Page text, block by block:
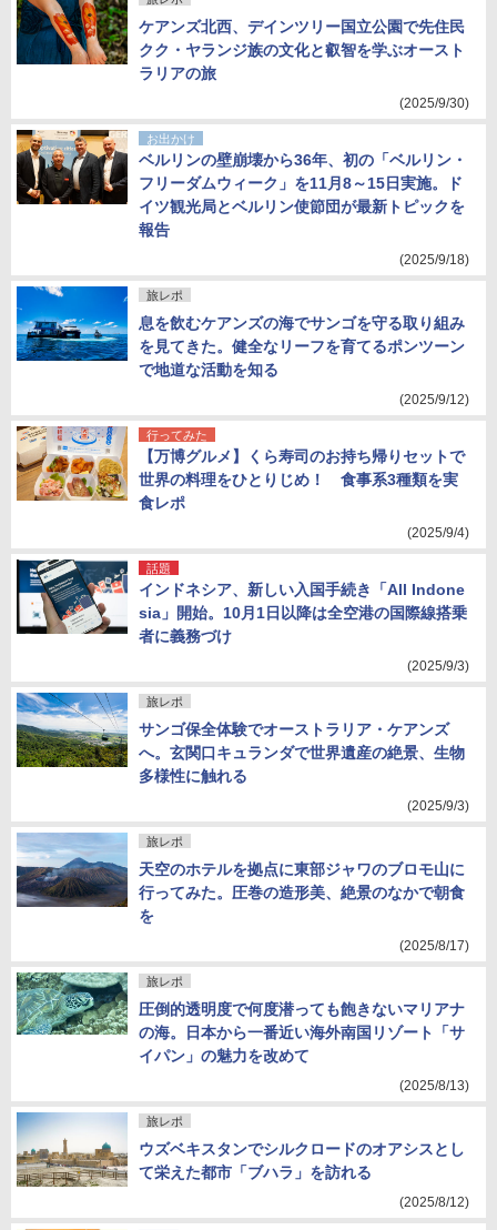
ケアンズ北西、デインツリー国立公園で先住民
クク・ヤランジ族の文化と叡智を学ぶオースト
ラリアの旅
(2025/9/30)
お出かけ
ベルリンの壁崩壊から36年、初の「ベルリン・
フリーダムウィーク」を11月8～15日実施。ド
イツ観光局とベルリン使節団が最新トピックを
報告
(2025/9/18)
旅レポ
息を飲むケアンズの海でサンゴを守る取り組み
を見てきた。健全なリーフを育てるポンツーン
で地道な活動を知る
(2025/9/12)
行ってみた
【万博グルメ】くら寿司のお持ち帰りセットで
世界の料理をひとりじめ！ 食事系3種類を実
食レポ
(2025/9/4)
話題
インドネシア、新しい入国手続き「All Indone
sia」開始。10月1日以降は全空港の国際線搭乗
者に義務づけ
(2025/9/3)
旅レポ
サンゴ保全体験でオーストラリア・ケアンズ
へ。玄関口キュランダで世界遺産の絶景、生物
多様性に触れる
(2025/9/3)
旅レポ
天空のホテルを拠点に東部ジャワのブロモ山に
行ってみた。圧巻の造形美、絶景のなかで朝食
を
(2025/8/17)
旅レポ
圧倒的透明度で何度潜っても飽きないマリアナ
の海。日本から一番近い海外南国リゾート「サ
イパン」の魅力を改めて
(2025/8/13)
旅レポ
ウズベキスタンでシルクロードのオアシスとし
て栄えた都市「ブハラ」を訪れる
(2025/8/12)